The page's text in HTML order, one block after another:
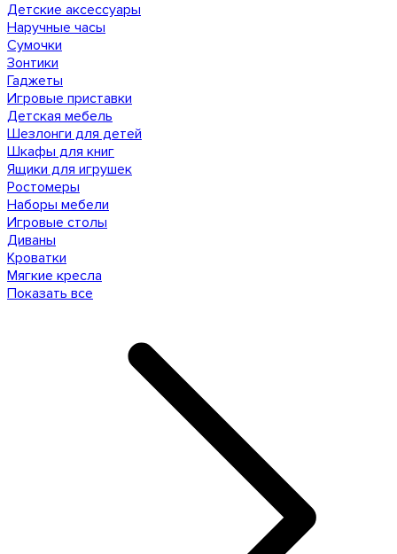
Детские аксессуары
Наручные часы
Сумочки
Зонтики
Гаджеты
Игровые приставки
Детская мебель
Шезлонги для детей
Шкафы для книг
Ящики для игрушек
Ростомеры
Наборы мебели
Игровые столы
Диваны
Кроватки
Мягкие кресла
Показать все